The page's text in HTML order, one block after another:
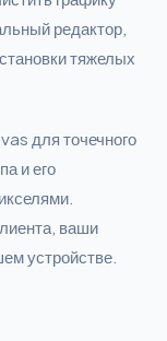
редактор,
тяжелых
для точечного
и его
ваши
устройстве.